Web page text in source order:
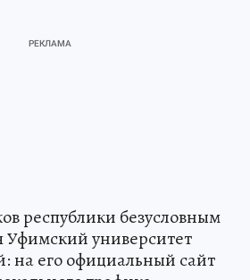
республики безусловным
Уфимский университет
на его официальный сайт